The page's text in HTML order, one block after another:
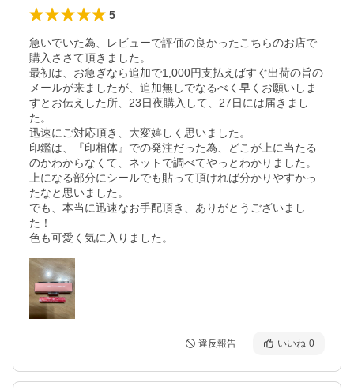
5
急いでいた為、レビューで評価の良かったこちらのお店で
購入ささて頂きました。
最初は、お急ぎなら追加で1,000円支払えばすぐ出荷の旨の
メールが来ましたが、追加無しでなるべく早くお願いしま
すとお伝えした所、23日夜購入して、27日には届きまし
た。
迅速にご対応頂き、大変嬉しく思いました。
印鑑は、『印相体』での発注だった為、どこが上に当たる
のかわからなくて、ネットで調べてやっとわかりました。
上になる部分にシールでも貼って頂ければ分かりやすかっ
たなと思いました。
でも、本当に迅速なお手配頂き、ありがとうございまし
た！
色も可愛く気に入りました。
違反報告 いいね 0